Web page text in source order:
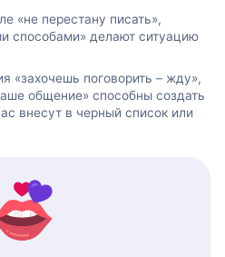
«не перестану писать»,
способами» делают ситуацию
«захочешь поговорить – жду»,
общение» способны создать
внесут в черный список или